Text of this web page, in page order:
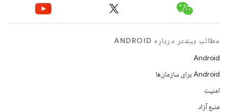
مطالب بیشتر درباره ANDROID
Android
Android برای سازمان‌ها
امنیت
منبع آزاد